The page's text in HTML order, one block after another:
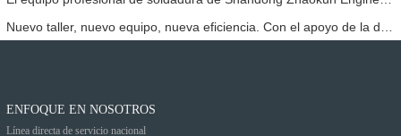
ENFOQUE EN NOSOTROS
Línea directa de servicio nacional